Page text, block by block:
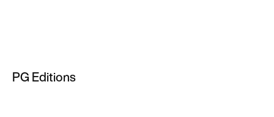
PG Editions